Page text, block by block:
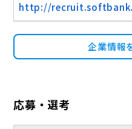
http://
企業情報
応募・選考